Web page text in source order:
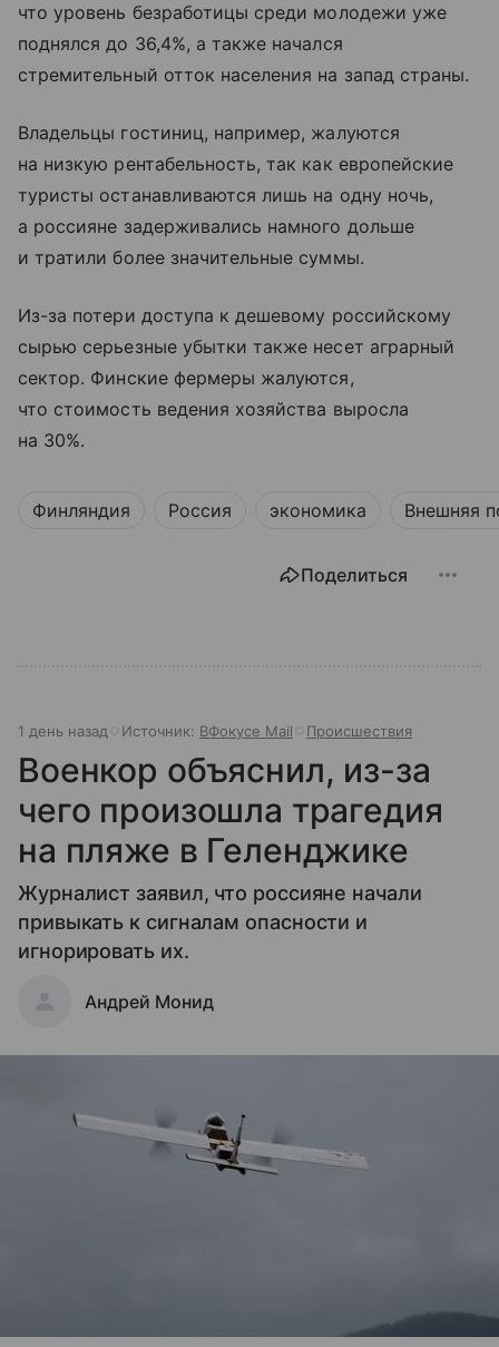
что уровень безработицы среди молодежи уже
поднялся до 36,4%, а также начался
стремительный отток населения на запад страны.
Владельцы гостиниц, например, жалуются
на низкую рентабельность, так как европейские
туристы останавливаются лишь на одну ночь,
а россияне задерживались намного дольше
и тратили более значительные суммы.
Из-за потери доступа к дешевому российскому
сырью серьезные убытки также несет аграрный
сектор. Финские фермеры жалуются,
что стоимость ведения хозяйства выросла
на 30%.
Финляндия Россия экономика Внешняя
Поделиться
1 день назад Источник: ВФокусе Mail Происшествия
Военкор объяснил, из-за
чего произошла трагедия
на пляже в Геленджике
Журналист заявил, что россияне начали
привыкать к сигналам опасности и
игнорировать их.
Андрей Монид